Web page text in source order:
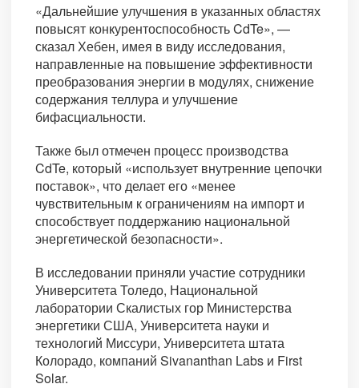
«Дальнейшие улучшения в указанных областях
повысят конкурентоспособность CdTe», —
сказал Хебен, имея в виду исследования,
направленные на повышение эффективности
преобразования энергии в модулях, снижение
содержания теллура и улучшение
бифасциальности.
Также был отмечен процесс производства
CdTe, который «использует внутренние цепочки
поставок», что делает его «менее
чувствительным к ограничениям на импорт и
способствует поддержанию национальной
энергетической безопасности».
В исследовании приняли участие сотрудники
Университета Толедо, Национальной
лаборатории Скалистых гор Министерства
энергетики США, Университета науки и
технологий Миссури, Университета штата
Колорадо, компаний Sivananthan Labs и First
Solar.